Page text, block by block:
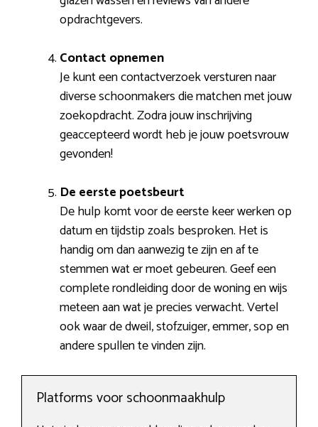
opdrachtgevers.
Contact opnemen
Je kunt een contactverzoek versturen naar
diverse schoonmakers die matchen met jouw
zoekopdracht. Zodra jouw inschrijving
geaccepteerd wordt heb je jouw poetsvrouw
gevonden!
De eerste poetsbeurt
De hulp komt voor de eerste keer werken op
datum en tijdstip zoals besproken. Het is
handig om dan aanwezig te zijn en af te
stemmen wat er moet gebeuren. Geef een
complete rondleiding door de woning en wijs
meteen aan wat je precies verwacht. Vertel
ook waar de dweil, stofzuiger, emmer, sop en
andere spullen te vinden zijn.
Platforms voor schoonmaakhulp